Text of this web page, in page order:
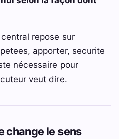
repose sur
apporter, securite
nécessaire pour
veut dire.
change le sens